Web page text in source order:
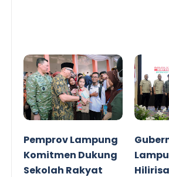
Pemprov Lampung
Komitmen Dukung
Sekolah Rakyat